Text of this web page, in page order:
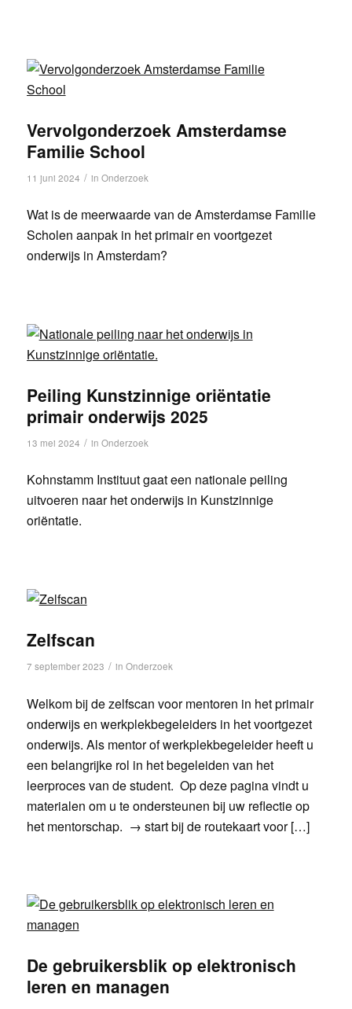
Vervolgonderzoek Amsterdamse
Familie School
11 juni 2024 / in Onderzoek
Wat is de meerwaarde van de Amsterdamse Familie
Scholen aanpak in het primair en voortgezet
onderwijs in Amsterdam?
Peiling Kunstzinnige oriëntatie
primair onderwijs 2025
13 mei 2024 / in Onderzoek
Kohnstamm Instituut gaat een nationale peiling
uitvoeren naar het onderwijs in Kunstzinnige
oriëntatie.
Zelfscan
7 september 2023 / in Onderzoek
Welkom bij de zelfscan voor mentoren in het primair
onderwijs en werkplekbegeleiders in het voortgezet
onderwijs. Als mentor of werkplekbegeleider heeft u
een belangrijke rol in het begeleiden van het
leerproces van de student. Op deze pagina vindt u
materialen om u te ondersteunen bij uw reflectie op
het mentorschap. → start bij de routekaart voor […]
De gebruikersblik op elektronisch
leren en managen